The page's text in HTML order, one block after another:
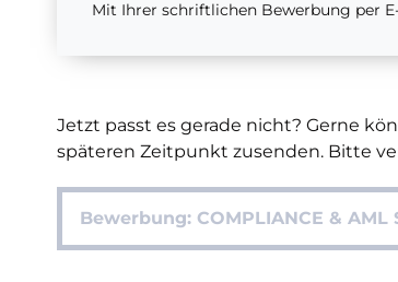
Mit Ihrer schriftlichen Bewerbung per
Jetzt passt es gerade nicht? Gerne
späteren Zeitpunkt zusenden. Bitte
Bewerbung: COMPLIANCE &